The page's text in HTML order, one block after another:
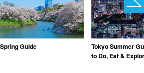
Guide
Tokyo Summer
to Do, Eat &